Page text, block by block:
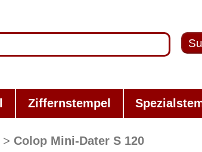
Ziffernstempel
Colop Mini-Dater S 120